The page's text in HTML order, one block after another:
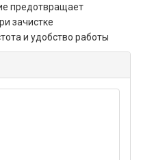
предотвращает
зачистке
и удобство работы